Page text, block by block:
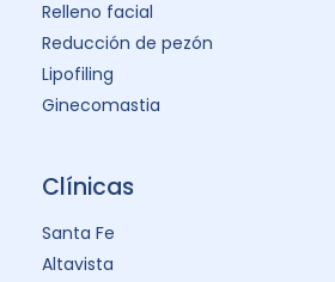
Relleno facial
Reducción de pezón
Lipofiling
Ginecomastia
Clínicas
Santa Fe
Altavista